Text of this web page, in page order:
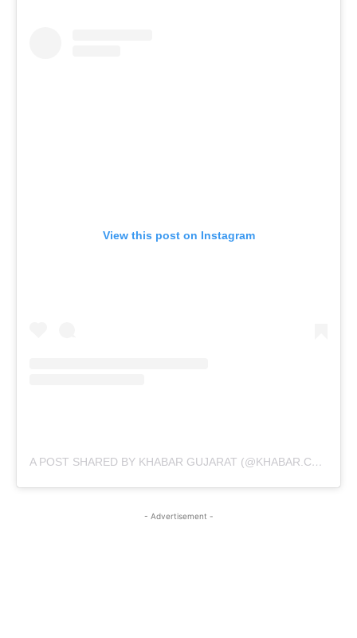
View this post on Instagram
A POST SHARED BY KHABAR GUJARAT (@KHABAR.COMMUNICATION)
- Advertisement -